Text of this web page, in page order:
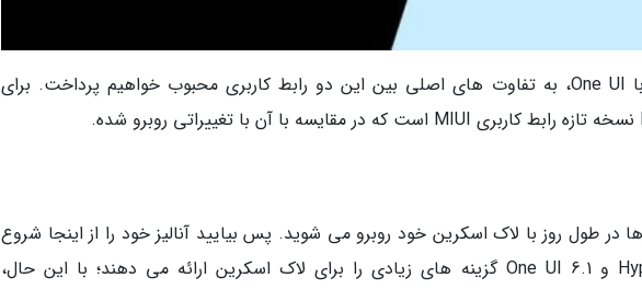
در این مقاله مقایسه HyperOS با One UI، به تفاوت های اصلی بین این دو رابط کاربری محبوب خواهیم پرداخت. برای
در طول روز با لاک اسکرین خود روبرو می شوید. پس بیایید آنالیز خود را از اینجا شروع
کنیم. هر دو رابط کاربری HyperOS و One UI 6.1 گزینه های زیادی را برای لاک اسکرین ارائه می دهند؛ با این حال،